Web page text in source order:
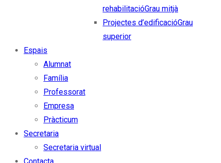
rehabilitacióGrau mitjà
Projectes d’edificacióGrau
superior
Espais
Alumnat
Família
Professorat
Empresa
Pràcticum
Secretaria
Secretaria virtual